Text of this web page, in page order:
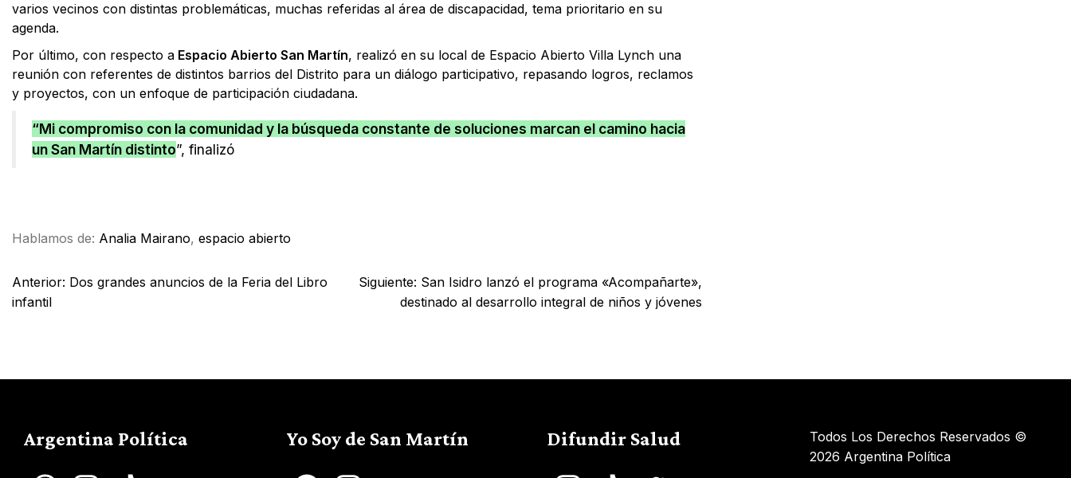
varios vecinos con distintas problemáticas, muchas referidas al área de discapacidad, tema prioritario en su
agenda.
Por último, con respecto a Espacio Abierto San Martín, realizó en su local de Espacio Abierto Villa Lynch una
reunión con referentes de distintos barrios del Distrito para un diálogo participativo, repasando logros, reclamos
y proyectos, con un enfoque de participación ciudadana.
“Mi compromiso con la comunidad y la búsqueda constante de soluciones marcan el camino hacia
un San Martín distinto”, finalizó
Hablamos de: Analia Mairano, espacio abierto
Anterior: Dos grandes anuncios de la Feria del Libro
infantil
Siguiente: San Isidro lanzó el programa «Acompañarte»,
destinado al desarrollo integral de niños y jóvenes
Argentina Política Yo Soy de San Martín Difundir Salud
Todos Los Derechos Reservados ©
2026 Argentina Política